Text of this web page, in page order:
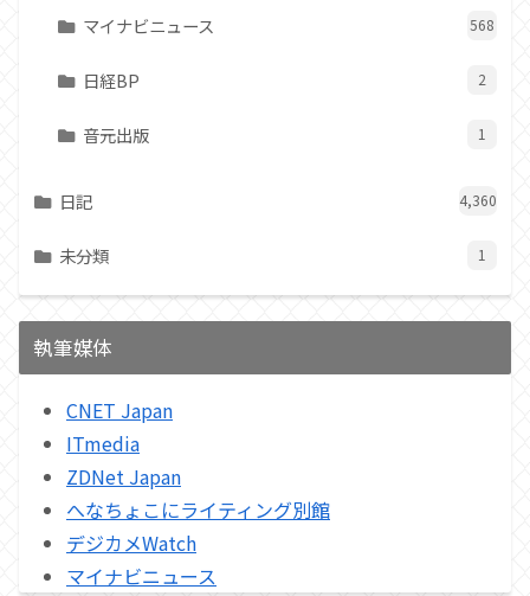
マイナビニュース 568
日経BP 2
音元出版 1
日記 4,360
未分類 1
執筆媒体
CNET Japan
ITmedia
ZDNet Japan
へなちょこにライティング別館
デジカメWatch
マイナビニュース